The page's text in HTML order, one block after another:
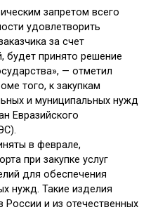
запретом всего
удовлетворить
за счет
будет принято решение
— отметил
того, к закупкам
и муниципальных нужд
Евразийского
в феврале,
при закупке услуг
для обеспечения
нужд. Такие изделия
и из отечественных